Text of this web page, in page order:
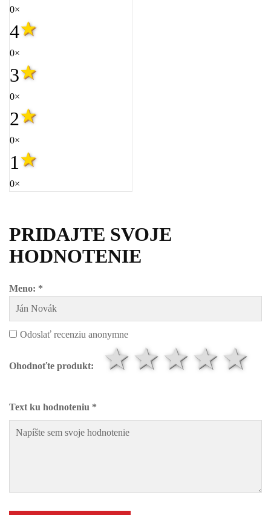
0×
4
0×
3
0×
2
0×
1
0×
PRIDAJTE SVOJE
HODNOTENIE
Meno: *
Odoslať recenziu anonymne
Ohodnoťte produkt: 4
3
2
1
Text ku hodnoteniu *